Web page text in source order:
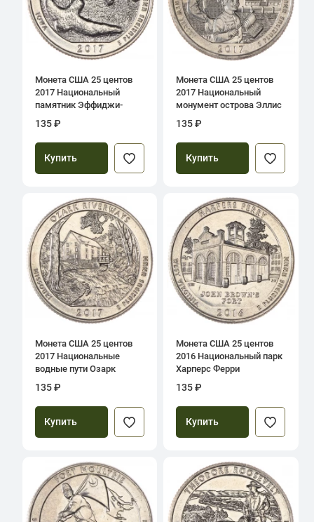
Монета США 25 центов
2017 Национальный
памятник Эффиджи-
Маундз
135 ₽
Купить
Монета США 25 центов
2017 Национальный
монумент острова Эллис
135 ₽
Купить
Монета США 25 центов
2017 Национальные
водные пути Озарк
135 ₽
Купить
Монета США 25 центов
2016 Национальный парк
Харперс Ферри
135 ₽
Купить